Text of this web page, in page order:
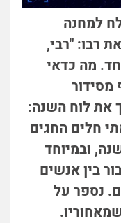
למחנה
רבו: "רבי,
מה כדאי
את לוח השנה:
חלים החגים
ובמיוחד
בין אנשים
נספר על